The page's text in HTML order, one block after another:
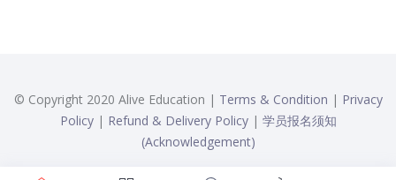
© Copyright 2020 Alive Education | Terms & Condition | Privacy
Policy| Refund & Delivery Policy| 学员报名须知
(Acknowledgement)